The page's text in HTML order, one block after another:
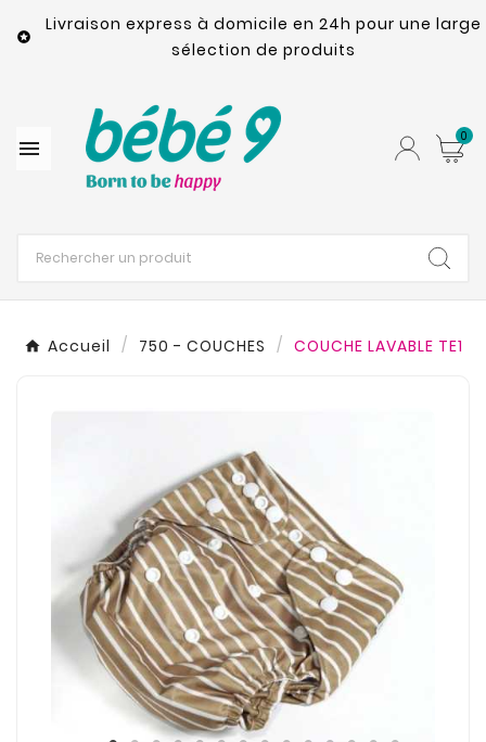

Livraison express à domicile en 24h pour une large
sélection de produits
 0
Accueil 750 - COUCHES COUCHE LAVABLE TE1